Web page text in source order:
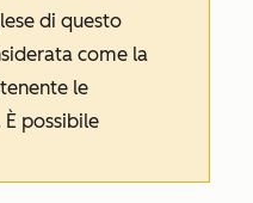
di questo
come la
le
possibile